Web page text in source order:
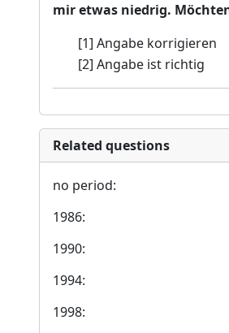
mir etwas niedrig.
[1] Angabe korrigieren
[2] Angabe ist richtig
Related questions
no period:
1986:
1990:
1994:
1998: